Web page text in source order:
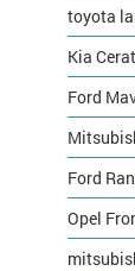
toyota
Kia
Ford
Ford
Opel